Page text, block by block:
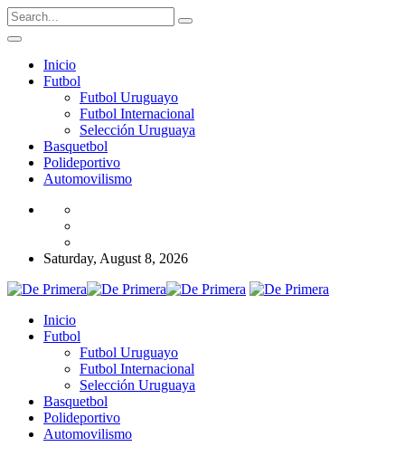
Inicio
Futbol
Futbol Uruguayo
Futbol Internacional
Selección Uruguaya
Basquetbol
Polideportivo
Automovilismo
Saturday, August 8, 2026
Inicio
Futbol
Futbol Uruguayo
Futbol Internacional
Selección Uruguaya
Basquetbol
Polideportivo
Automovilismo